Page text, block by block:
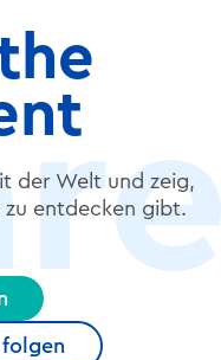
der Welt und zeig,
entdecken gibt.